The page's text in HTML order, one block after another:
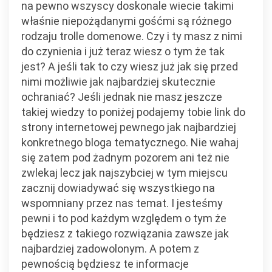
na pewno wszyscy doskonale wiecie takimi
właśnie niepożądanymi gośćmi są różnego
rodzaju trolle domenowe. Czy i ty masz z nimi
do czynienia i już teraz wiesz o tym że tak
jest? A jeśli tak to czy wiesz już jak się przed
nimi możliwie jak najbardziej skutecznie
ochraniać? Jeśli jednak nie masz jeszcze
takiej wiedzy to poniżej podajemy tobie link do
strony internetowej pewnego jak najbardziej
konkretnego bloga tematycznego. Nie wahaj
się zatem pod żadnym pozorem ani też nie
zwlekaj lecz jak najszybciej w tym miejscu
zacznij dowiadywać się wszystkiego na
wspomniany przez nas temat. I jesteśmy
pewni i to pod każdym względem o tym że
będziesz z takiego rozwiązania zawsze jak
najbardziej zadowolonym. A potem z
pewnością będziesz te informacje